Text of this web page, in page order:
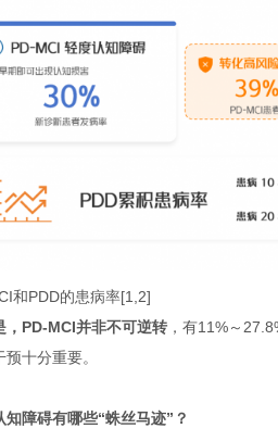
和PDD的患病率[1,2]
PD-MCI并非不可逆转 ，有11%～
十分重要。
知障碍有哪些“蛛丝马迹”？